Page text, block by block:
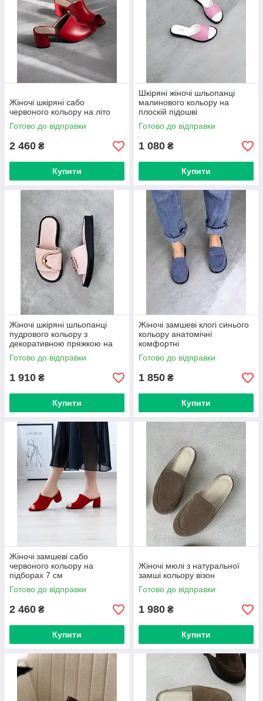
Жіночі шкіряні сабо
червоного кольору на літо
Готово до відправки
2 460 ₴
Купити
Шкіряні жіночі шльопанці
малинового кольору на
плоскій підошві
Готово до відправки
1 080 ₴
Купити
Жіночі шкіряні шльопанці
пудрового кольору з
декоративною пряжкою на
чорній підошві
Готово до відправки
1 910 ₴
Купити
Жіночі замшеві клогі синього
кольору анатомічні
комфортні
Готово до відправки
1 850 ₴
Купити
Жіночі замшеві сабо
червоного кольору на
підборах 7 см
Готово до відправки
2 460 ₴
Купити
Жіночі мюлі з натуральної
замші кольору візон
Готово до відправки
1 980 ₴
Купити